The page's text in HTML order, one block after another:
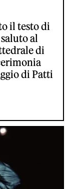
il testo di
al
di
di Patti